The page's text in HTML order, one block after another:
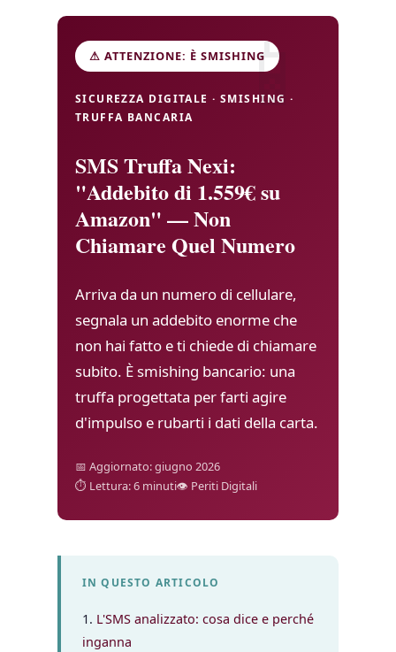
⚠ ATTENZIONE: È SMISHING
SICUREZZA DIGITALE · SMISHING ·
TRUFFA BANCARIA
SMS Truffa Nexi:
"Addebito di 1.559€ su
Amazon" — Non
Chiamare Quel Numero
Arriva da un numero di cellulare,
segnala un addebito enorme che
non hai fatto e ti chiede di chiamare
subito. È smishing bancario: una
truffa progettata per farti agire
d'impulso e rubarti i dati della carta.
📅 Aggiornato: giugno 2026
⏱ Lettura: 6 minuti👁 Periti Digitali
IN QUESTO ARTICOLO
L'SMS analizzato: cosa dice e perché
inganna